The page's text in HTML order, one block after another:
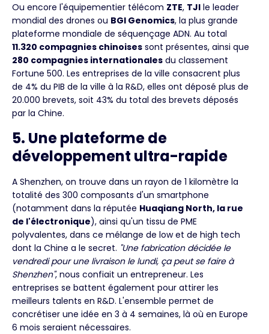
Ou encore l'équipementier télécom ZTE, TJI le leader
mondial des drones ou BGI Genomics, la plus grande
plateforme mondiale de séquençage ADN. Au total
11.320 compagnies chinoises sont présentes, ainsi que
280 compagnies internationales du classement
Fortune 500. Les entreprises de la ville consacrent plus
de 4% du PIB de la ville à la R&D, elles ont déposé plus de
20.000 brevets, soit 43% du total des brevets déposés
par la Chine.
5. Une plateforme de
développement ultra-rapide
A Shenzhen, on trouve dans un rayon de 1 kilomètre la
totalité des 300 composants d'un smartphone
(notamment dans la réputée Huaqiang North, la rue
de l'électronique), ainsi qu'un tissu de PME
polyvalentes, dans ce mélange de low et de high tech
dont la Chine a le secret. "Une fabrication décidée le
vendredi pour une livraison le lundi, ça peut se faire à
Shenzhen", nous confiait un entrepreneur. Les
entreprises se battent également pour attirer les
meilleurs talents en R&D. L'ensemble permet de
concrétiser une idée en 3 à 4 semaines, là où en Europe
6 mois seraient nécessaires.